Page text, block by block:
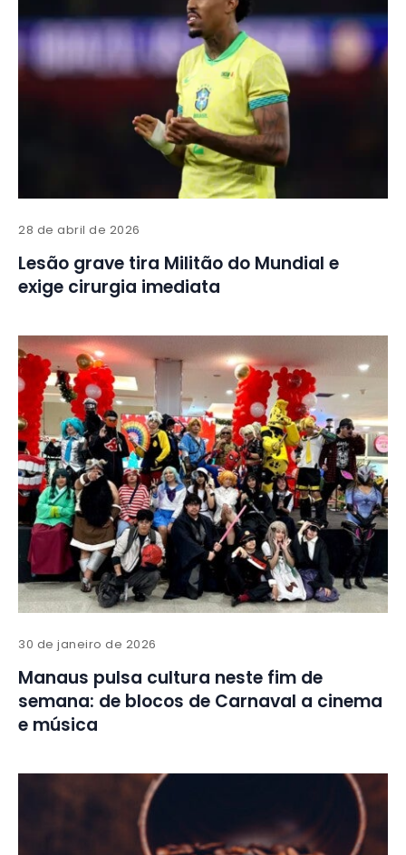
28 de abril de 2026
Lesão grave tira Militão do Mundial e
exige cirurgia imediata
30 de janeiro de 2026
Manaus pulsa cultura neste fim de
semana: de blocos de Carnaval a cinema
e música